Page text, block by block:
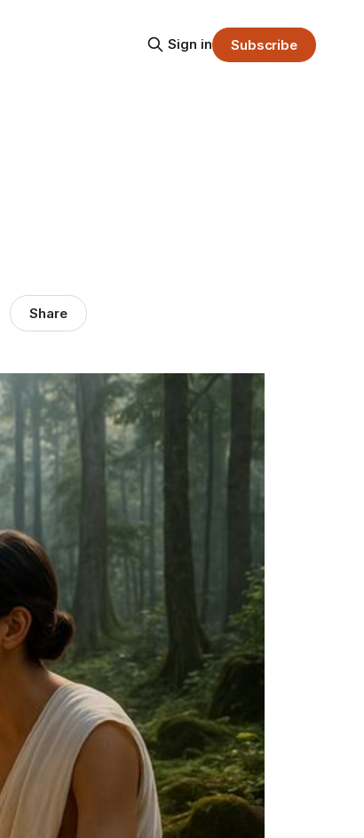
Sign in Subscribe
Share